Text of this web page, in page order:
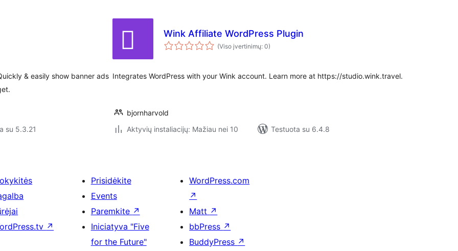
& easily show banner ads
su 5.3.21
Wink Affiliate WordPress Plugin
(Viso įvertinimų: 0)
Integrates WordPress with your Wink account. Learn more at https://studio.wink.travel.
bjornharvold
Aktyvių instaliacijų: Mažiau nei 10
Testuota su 6.4.8
↗
Prisidėkite
Events
Paremkite ↗
Iniciatyva "Five
for the Future"
WordPress.com
↗
Matt ↗
bbPress ↗
BuddyPress ↗